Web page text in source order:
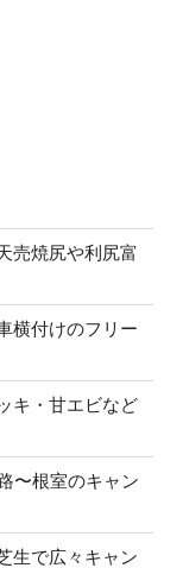
売焼尻や利尻富
横付けのフリー
キ・甘エビなど
〜根室のキャン
生で広々キャン